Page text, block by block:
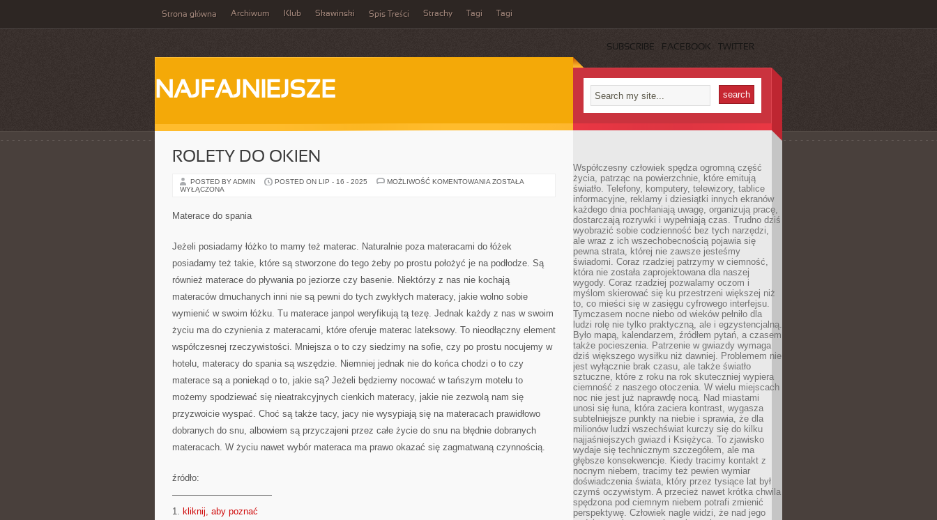
Strona główna Archiwum Klub Skawinski Spis Treści Strachy Tagi Tagi
SUBSCRIBE FACEBOOK TWITTER
NAJFAJNIEJSZE
ROLETY DO OKIEN
POSTED BY ADMIN POSTED ON LIP - 16 - 2025 MOŻLIWOŚĆ KOMENTOWANIA ROLETY
ZOSTAŁA
WYŁĄCZONA
Materace do spania
Jeżeli posiadamy łóżko to mamy też materac. Naturalnie poza materacami do łóżek
posiadamy też takie, które są stworzone do tego żeby po prostu położyć je na podłodze. Są
również materace do pływania po jeziorze czy basenie. Niektórzy z nas nie kochają
materaców dmuchanych inni nie są pewni do tych zwykłych materacy, jakie wolno sobie
wymienić w swoim łóżku. Tu materace janpol weryfikują tą tezę. Jednak każdy z nas w swoim
życiu ma do czynienia z materacami, które oferuje materac lateksowy. To nieodłączny element
współczesnej rzeczywistości. Mniejsza o to czy siedzimy na sofie, czy po prostu nocujemy w
hotelu, materacy do spania są wszędzie. Niemniej jednak nie do końca chodzi o to czy
materace są a poniekąd o to, jakie są? Jeżeli będziemy nocować w tańszym motelu to
możemy spodziewać się nieatrakcyjnych cienkich materacy, jakie nie zezwolą nam się
przyzwoicie wyspać. Choć są także tacy, jacy nie wysypiają się na materacach prawidłowo
dobranych do snu, albowiem są przyczajeni przez całe życie do snu na błędnie dobranych
materacach. W życiu nawet wybór materaca ma prawo okazać się zagmatwaną czynnością.
źródło:
———————————
1. kliknij, aby poznać
Współczesny człowiek spędza ogromną część
życia, patrząc na powierzchnie, które emitują
światło. Telefony, komputery, telewizory, tablice
informacyjne, reklamy i dziesiątki innych ekranów
każdego dnia pochłaniają uwagę, organizują pracę,
dostarczają rozrywki i wypełniają czas. Trudno dziś
wyobrazić sobie codzienność bez tych narzędzi,
ale wraz z ich wszechobecnością pojawia się
pewna strata, której nie zawsze jesteśmy
świadomi. Coraz rzadziej patrzymy w ciemność,
która nie została zaprojektowana dla naszej
wygody. Coraz rzadziej pozwalamy oczom i
myślom skierować się ku przestrzeni większej niż
to, co mieści się w zasięgu cyfrowego interfejsu.
Tymczasem nocne niebo od wieków pełniło dla
ludzi rolę nie tylko praktyczną, ale i egzystencjalną.
Było mapą, kalendarzem, źródłem pytań, a czasem
także pocieszenia. Patrzenie w gwiazdy wymaga
dziś większego wysiłku niż dawniej. Problemem nie
jest wyłącznie brak czasu, ale także światło
sztuczne, które z roku na rok skuteczniej wypiera
ciemność z naszego otoczenia. W wielu miejscach
noc nie jest już naprawdę nocą. Nad miastami
unosi się łuna, która zaciera kontrast, wygasza
subtelniejsze punkty na niebie i sprawia, że dla
milionów ludzi wszechświat kurczy się do kilku
najjaśniejszych gwiazd i Księżyca. To zjawisko
wydaje się technicznym szczegółem, ale ma
głębsze konsekwencje. Kiedy tracimy kontakt z
nocnym niebem, tracimy też pewien wymiar
doświadczenia świata, który przez tysiące lat był
czymś oczywistym. A przecież nawet krótka chwila
spędzona pod ciemnym niebem potrafi zmienić
perspektywę. Człowiek nagle widzi, że nad jego